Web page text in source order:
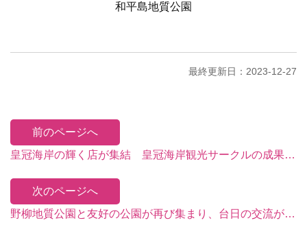
和平島地質公園
最終更新日：2023-12-27
前のページへ
皇冠海岸の輝く店が集結 皇冠海岸観光サークルの成果発表会を台北駅で開催！
次のページへ
野柳地質公園と友好の公園が再び集まり、台日の交流がさらに深まる